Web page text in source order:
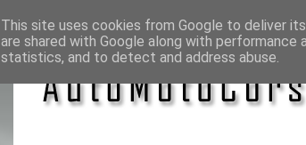
This site uses cookies from Google to deliver
are shared with Google along with
statistics, and to detect and address abuse.